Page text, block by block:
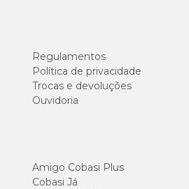
Regulamentos
Política de privacidade
Trocas e devoluções
Ouvidoria
Amigo Cobasi Plus
Cobasi Já